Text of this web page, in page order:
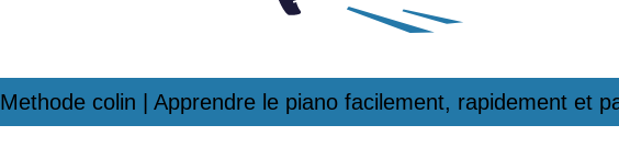
Methode colin | Apprendre le piano facilement, rapidement et